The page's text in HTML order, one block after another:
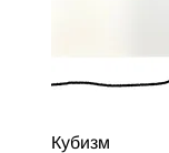
Кубизм